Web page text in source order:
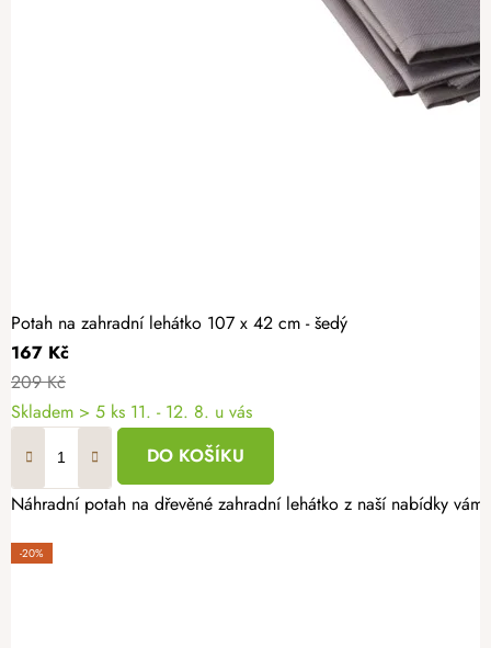
Potah na zahradní lehátko 107 x 42 cm - šedý
167 Kč
209 Kč
Skladem > 5 ks 11. - 12. 8. u vás
DO KOŠÍKU
Náhradní potah na dřevěné zahradní lehátko z naší nabídky
-20%